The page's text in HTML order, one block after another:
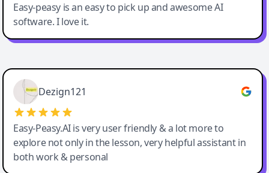
Easy-peasy is an easy to pick up and awesome AI
software. I love it.
Easy-Peasy AI
Dezign121
Easy-Peasy.AI is very user friendly & a lot more to
explore not only in the lesson, very helpful assistant in
both work & personal